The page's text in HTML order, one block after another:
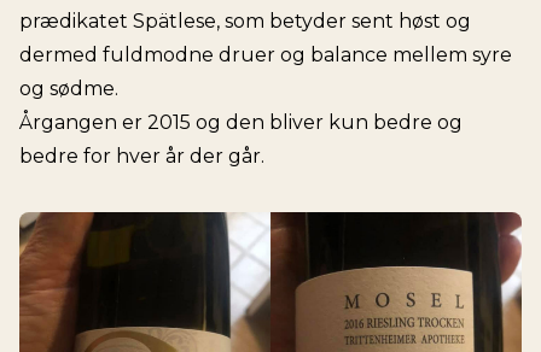
prædikatet Spätlese, som betyder sent høst og
dermed fuldmodne druer og balance mellem syre
og sødme.
Årgangen er 2015 og den bliver kun bedre og
bedre for hver år der går.